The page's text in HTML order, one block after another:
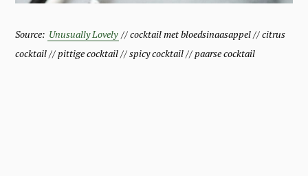
Source: Unusually Lovely // cocktail met bloedsinaasappel // citrus
cocktail // pittige cocktail // spicy cocktail // paarse cocktail